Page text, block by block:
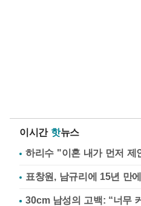
이시간 핫뉴스
하리수 "이혼 내가 먼저
표창원, 남규리에 15년 만